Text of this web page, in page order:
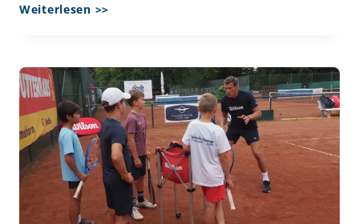
Weiterlesen >>
Herren
In
Der
Schleswig-
Holstein-
Liga